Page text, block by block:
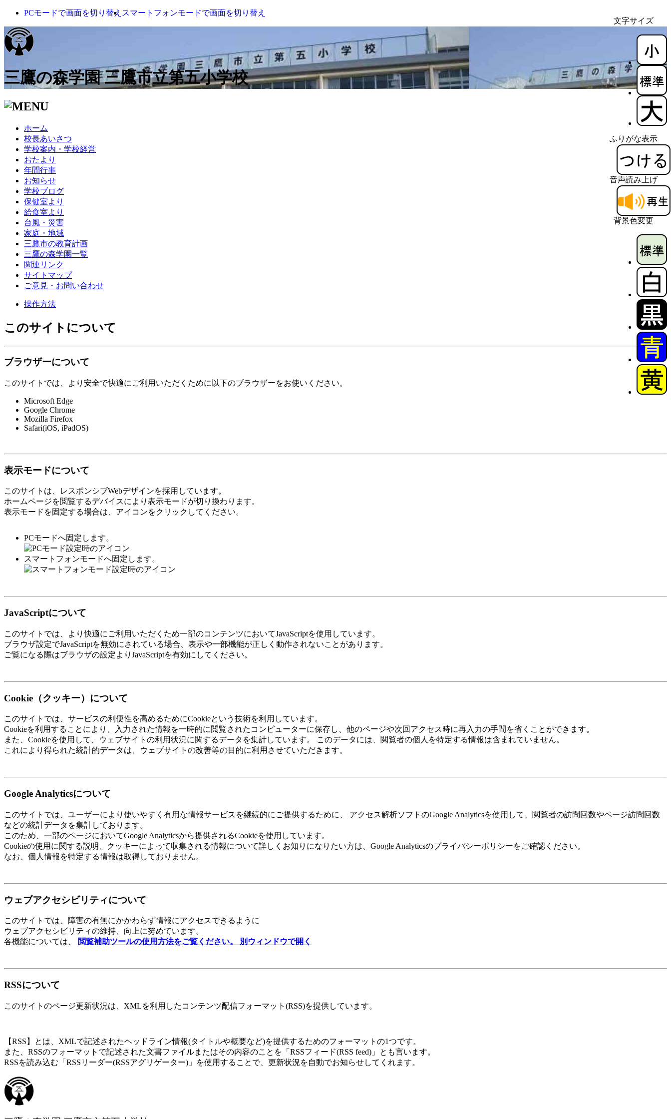
文字サイズ
ふりがな表示
音声読み上げ
背景色変更
PCモードで画面を切り替え スマートフォンモードで画面を切り替え
三鷹の森学園 三鷹市立第五小学校
ホーム
校長あいさつ
学校案内・学校経営
おたより
年間行事
お知らせ
学校ブログ
保健室より
給食室より
台風・災害
家庭・地域
三鷹市の教育計画
三鷹の森学園一覧
関連リンク
サイトマップ
ご意見・お問い合わせ
操作方法
このサイトについて
ブラウザーについて
このサイトでは、より安全で快適にご利用いただくために以下のブラウザーをお使いください。
Microsoft Edge
Google Chrome
Mozilla Firefox
Safari(iOS, iPadOS)
表示モードについて
このサイトは、レスポンシブWebデザインを採用しています。
ホームページを閲覧するデバイスにより表示モードが切り換わります。
表示モードを固定する場合は、アイコンをクリックしてください。
PCモードへ固定します。
スマートフォンモードへ固定します。
JavaScriptについて
このサイトでは、より快適にご利用いただくため一部のコンテンツにおいてJavaScriptを使用しています。
ブラウザ設定でJavaScriptを無効にされている場合、表示や一部機能が正しく動作されないことがあります。
ご覧になる際はブラウザの設定よりJavaScriptを有効にしてください。
Cookie（クッキー）について
このサイトでは、サービスの利便性を高めるためにCookieという技術を利用しています。
Cookieを利用することにより、入力された情報を一時的に閲覧されたコンピューターに保存し、他のページや次回アクセス時に再入力の手間を省くことができます。
また、Cookieを使用して、ウェブサイトの利用状況に関するデータを集計しています。 このデータには、閲覧者の個人を特定する情報は含まれていません。
これにより得られた統計的データは、ウェブサイトの改善等の目的に利用させていただきます。
Google Analyticsについて
このサイトでは、ユーザーにより使いやすく有用な情報サービスを継続的にご提供するために、 アクセス解析ソフトのGoogle Analyticsを使用して、閲覧者の訪問回数やページ訪問回数
などの統計データを集計しております。
このため、一部のページにおいてGoogle Analyticsから提供されるCookieを使用しています。
Cookieの使用に関する説明、クッキーによって収集される情報について詳しくお知りになりたい方は、Google Analyticsのプライバシーポリシーをご確認ください。
なお、個人情報を特定する情報は取得しておりません。
ウェブアクセシビリティについて
このサイトでは、障害の有無にかかわらず情報にアクセスできるように
ウェブアクセシビリティの維持、向上に努めています。
各機能については、
閲覧補助ツールの使用方法をご覧ください。 別ウィンドウで開く
RSSについて
このサイトのページ更新状況は、XMLを利用したコンテンツ配信フォーマット(RSS)を提供しています。
【RSS】とは、XMLで記述されたヘッドライン情報(タイトルや概要など)を提供するためのフォーマットの1つです。
また、RSSのフォーマットで記述された文書ファイルまたはその内容のことを「RSSフィード(RSS feed)」とも言います。
RSSを読み込む「RSSリーダー(RSSアグリゲーター)」を使用することで、更新状況を自動でお知らせしてくれます。